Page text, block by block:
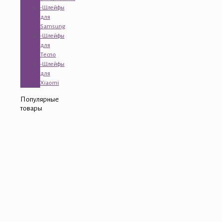
-Шлейфы
для
Samsung
-Шлейфы
для
Tecno
-Шлейфы
для
Xiaomi
Популярные
товары